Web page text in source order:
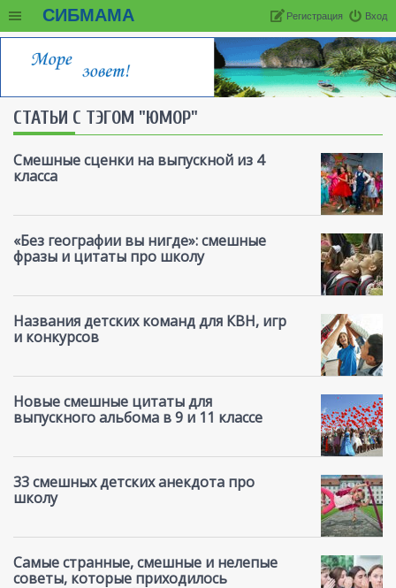
СИБМАМА Вход
Регистрация
СТАТЬИ С ТЭГОМ "ЮМОР"
Смешные сценки на выпускной из 4
класса
«Без географии вы нигде»: смешные
фразы и цитаты про школу
Названия детских команд для КВН, игр
и конкурсов
Новые смешные цитаты для
выпускного альбома в 9 и 11 классе
33 смешных детских анекдота про
школу
Самые странные, смешные и нелепые
советы, которые приходилось